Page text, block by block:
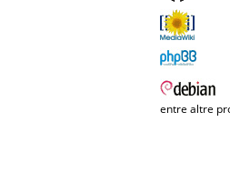
entre altre